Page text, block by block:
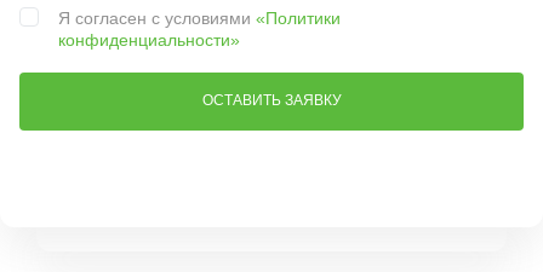
Я согласен с условиями «Политики
конфиденциальности»